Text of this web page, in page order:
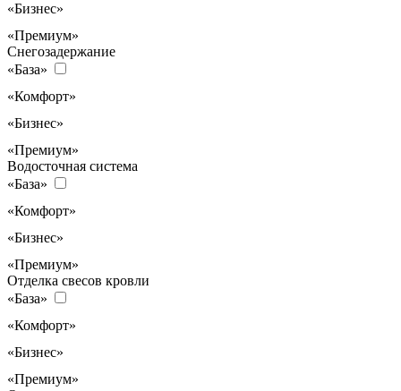
«Бизнес»
«Премиум»
Снегозадержание
«База»
«Комфорт»
«Бизнес»
«Премиум»
Водосточная система
«База»
«Комфорт»
«Бизнес»
«Премиум»
Отделка свесов кровли
«База»
«Комфорт»
«Бизнес»
«Премиум»